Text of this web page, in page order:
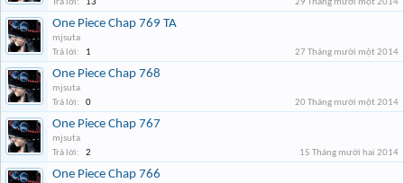
Trả lời:
13 29 Tháng mười một 2014
One Piece Chap 769 TA
mjsuta
Trả lời:
1 27 Tháng mười một 2014
One Piece Chap 768
mjsuta
Trả lời:
0 20 Tháng mười một 2014
One Piece Chap 767
mjsuta
Trả lời:
2 15 Tháng mười hai 2014
One Piece Chap 766